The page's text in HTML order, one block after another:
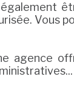
Vous
agence